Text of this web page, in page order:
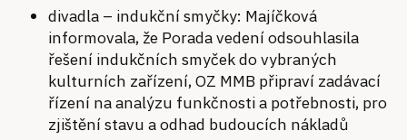
divadla – indukční smyčky: Majíčková
informovala, že Porada vedení odsouhlasila
řešení indukčních smyček do vybraných
kulturních zařízení, OZ MMB připraví zadávací
řízení na analýzu funkčnosti a potřebnosti, pro
zjištění stavu a odhad budoucích nákladů